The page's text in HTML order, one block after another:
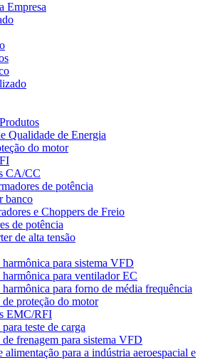
Empresa
Qualidade de Energia
do motor
CA/CC
de potência
banco
e Choppers de Freio
de potência
de alta tensão
harmônica para sistema VFD
harmônica para ventilador EC
harmônica para forno de média frequência
de proteção do motor
EMC/RFI
teste de carga
de frenagem para sistema VFD
alimentação para a indústria aeroespacial e